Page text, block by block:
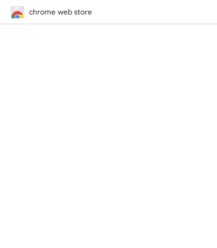
chrome web store